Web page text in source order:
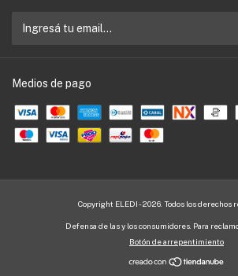
Medios de pago
Copyright ELEDI - 2026. Todos los derechos
Defensa de las y los consumidores. Para
Botón de arrepentimiento